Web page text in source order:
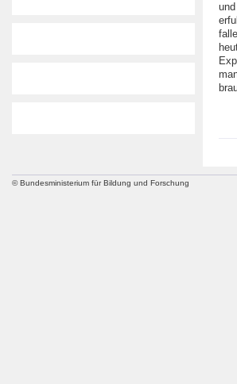
© Bundesministerium für Bildung und Forschung